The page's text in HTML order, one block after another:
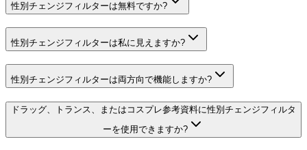
性別チェンジフィルターは無料ですか?
性別チェンジフィルターは私に見えますか?
性別チェンジフィルターは両方向で機能しますか?
ドラッグ、トランス、またはコスプレ参考資料に性別チェンジフィルタ
ーを使用できますか?